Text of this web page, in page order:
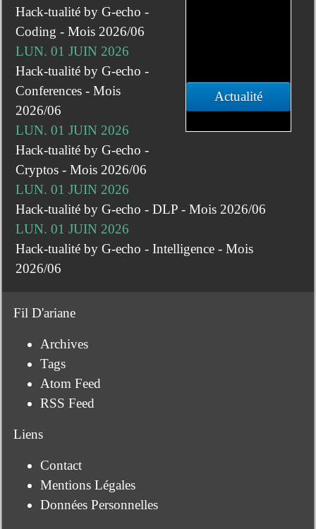
Actualité
Hack-tualité by G-echo -
Coding - Mois 2026/06
LUN. 01 JUIN 2026
Hack-tualité by G-echo -
Conferences - Mois
2026/06
LUN. 01 JUIN 2026
Hack-tualité by G-echo -
Cryptos - Mois 2026/06
LUN. 01 JUIN 2026
Hack-tualité by G-echo - DLP - Mois 2026/06
LUN. 01 JUIN 2026
Hack-tualité by G-echo - Intelligence - Mois
2026/06
Fil D'ariane
Archives
Tags
Atom Feed
RSS Feed
Liens
Contact
Mentions Légales
Données Personnelles